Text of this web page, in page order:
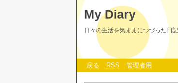
My Diary
日々の生活を気ままにつづった日記
戻る RSS 管理者用